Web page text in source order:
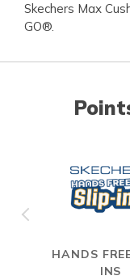
Skechers Max
GO®.
HANDS
INS